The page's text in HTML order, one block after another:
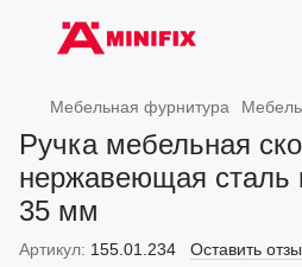
Мебельная фурнитура
Ручка мебельная
нержавеющая сталь
35 мм
Артикул: 155.01.234 Оставить